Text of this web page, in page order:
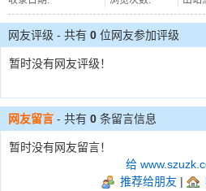
网友评级 - 共有 0 位网友参加评级
暂时没有网友评级！
网友留言 - 共有 0 条留言信息
暂时没有网友留言！
给
推荐给朋友 |